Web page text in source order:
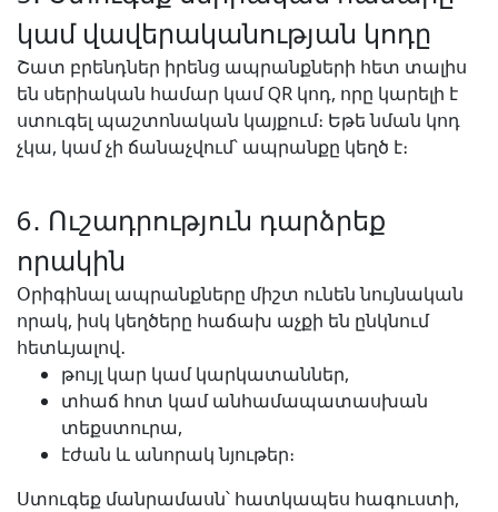
կամ վավերականության կոդը
Շատ բրենդներ իրենց ապրանքների հետ տալիս
են սերիական համար կամ QR կոդ, որը կարելի է
ստուգել պաշտոնական կայքում։ Եթե նման կոդ
չկա, կամ չի ճանաչվում՝ ապրանքը կեղծ է։
6․ Ուշադրություն դարձրեք
որակին
Օրիգինալ ապրանքները միշտ ունեն նույնական
որակ, իսկ կեղծերը հաճախ աչքի են ընկնում
հետևյալով․
թույլ կար կամ կարկատաններ,
տհաճ հոտ կամ անհամապատասխան
տեքստուրա,
էժան և անորակ նյութեր։
Ստուգեք մանրամասն՝ հատկապես հագուստի,